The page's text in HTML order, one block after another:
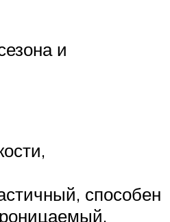
и
способен